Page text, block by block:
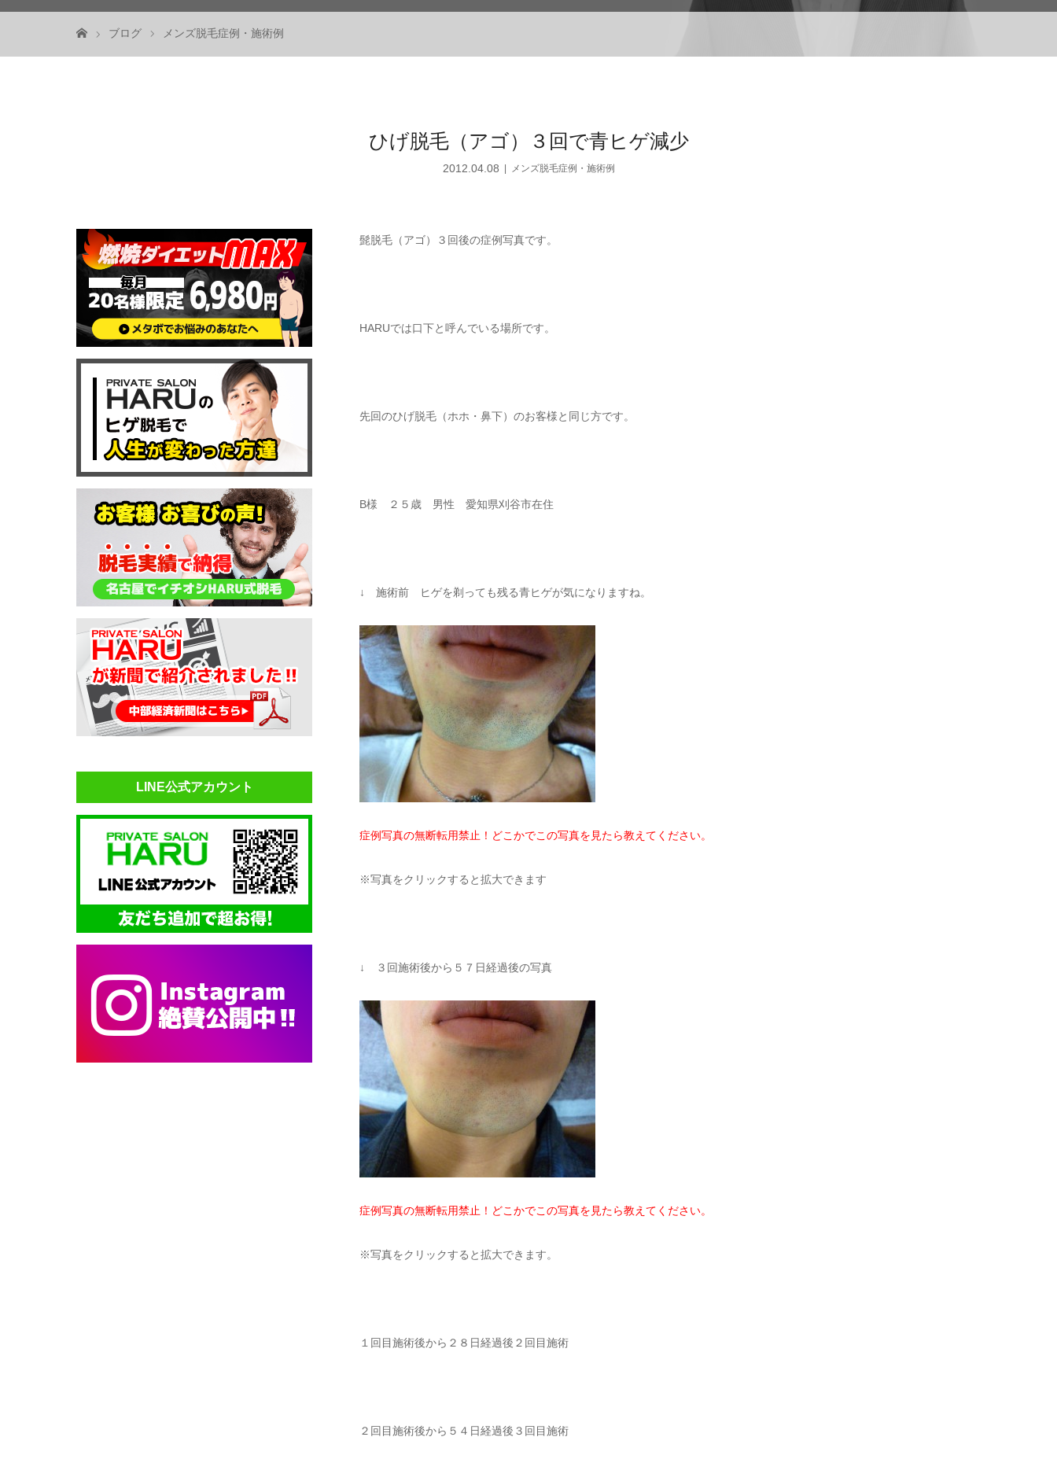
ブログ メンズ脱毛症例・施術例
ひげ脱毛（アゴ）３回で青ヒゲ減少
2012.04.08 メンズ脱毛症例・施術例
髭脱毛（アゴ）３回後の症例写真です。
HARUでは口下と呼んでいる場所です。
先回のひげ脱毛（ホホ・鼻下）のお客様と同じ方です。
B様 ２５歳 男性 愛知県刈谷市在住
↓ 施術前 ヒゲを剃っても残る青ヒゲが気になりますね。
症例写真の無断転用禁止！どこかでこの写真を見たら教えてください。
※写真をクリックすると拡大できます
↓ ３回施術後から５７日経過後の写真
症例写真の無断転用禁止！どこかでこの写真を見たら教えてください。
※写真をクリックすると拡大できます。
１回目施術後から２８日経過後２回目施術
２回目施術後から５４日経過後３回目施術
LINE公式アカウント